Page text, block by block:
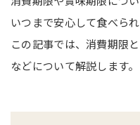
いつまで安心して食べら
この記事では、消費期限
などについて解説します。